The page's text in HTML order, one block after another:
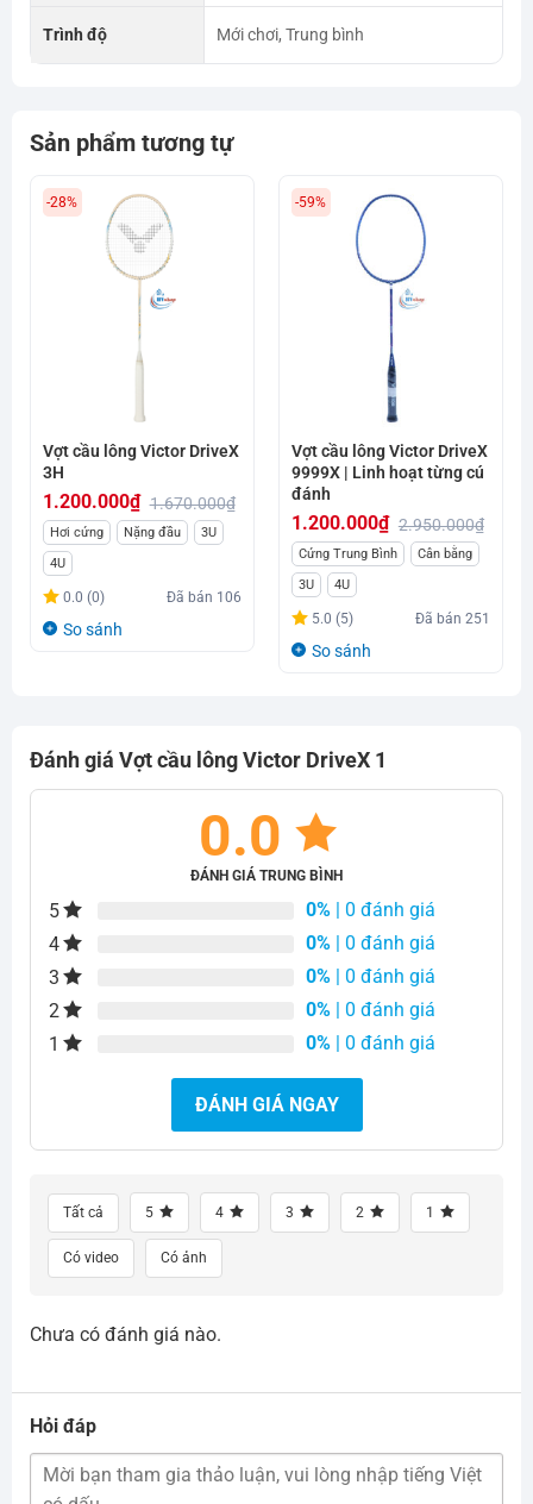
Trình độ Mới chơi, Trung bình
Sản phẩm tương tự
-28%
Vợt cầu lông Victor DriveX
3H
1.670.000₫
Giá
gốc
là:
1.670.000₫.
1.200.000₫
Giá
hiện
tại
là:
Hơi cứng Nặng đầu
3U
4U
0.0 (0) Đã bán 106
So sánh
-59%
Vợt cầu lông Victor DriveX
9999X | Linh hoạt từng cú
đánh
2.950.000₫
Giá
gốc
là:
2.950.000₫.
1.200.000₫
Giá
hiện
tại
là:
Cứng Trung Bình
Cân bằng
3U
4U
5.0 (5) Đã bán251
So sánh
Đánh giá Vợt cầu lông Victor DriveX 1
0.0
ĐÁNH GIÁ TRUNG BÌNH
5 0% | 0 đánh giá
4
0% | 0 đánh giá
3
0% | 0 đánh giá
2
0% | 0 đánh giá
1
0% | 0 đánh giá
ĐÁNH GIÁ NGAY
Tất cả 5 4 3 2 1
Có video Có ảnh
Chưa có đánh giá nào.
Hỏi đáp